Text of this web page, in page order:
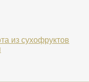
из сухофруктов